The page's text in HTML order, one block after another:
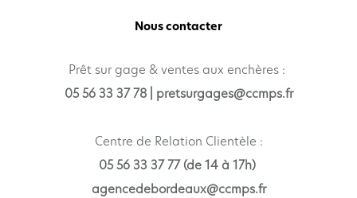
Nous contacter
Prêt sur gage &ventes aux enchères :
05 56 33 37 78 | pretsurgages@ccmps.fr
Centre de Relation Clientèle :
05 56 33 37 77 (de 14 à 17h)
agencedebordeaux@ccmps.fr